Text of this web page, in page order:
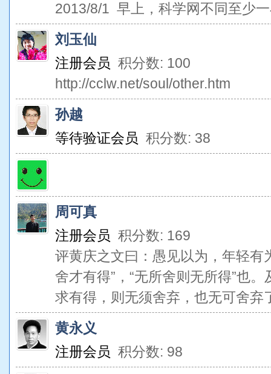
2013/8/1 早上，科学网不同至少
刘玉仙
注册会员 积分数: 100
http://cclw.net/soul/other.htm
孙越
等待验证会员 积分数: 38
周可真
注册会员 积分数: 169
评黄庆之文曰：愚见以为，年轻有
舍才有得”，“无所舍则无所得”也
求有得，则无须舍弃，也无可舍弃
黄永义
注册会员 积分数: 98